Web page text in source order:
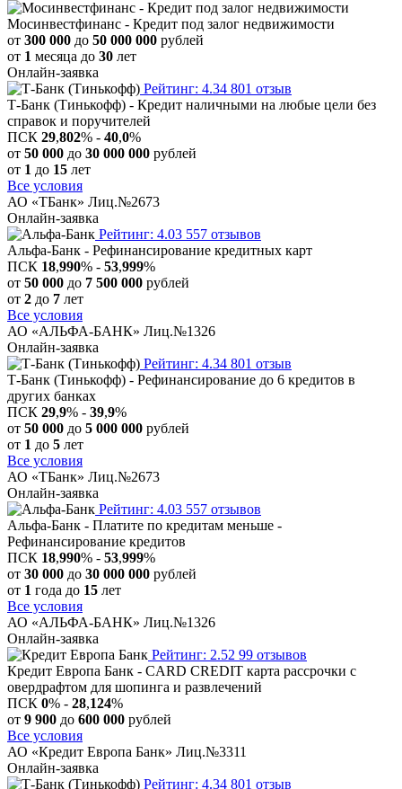
Мосинвестфинанс - Кредит под залог недвижимости
от 300 000 до 50 000 000 рублей
от 1 месяца до 30 лет
Онлайн-заявка
Рейтинг: 4.34 801 отзыв
Т-Банк (Тинькофф) - Кредит наличными на любые цели без
справок и поручителей
ПСК 29,802% - 40,0%
от 50 000 до 30 000 000 рублей
от 1 до 15 лет
Все условия
АО «ТБанк» Лиц.№2673
Онлайн-заявка
Рейтинг: 4.03 557 отзывов
Альфа-Банк - Рефинансирование кредитных карт
ПСК 18,990% - 53,999%
от 50 000 до 7 500 000 рублей
от 2 до 7 лет
Все условия
АО «АЛЬФА-БАНК» Лиц.№1326
Онлайн-заявка
Рейтинг: 4.34 801 отзыв
Т-Банк (Тинькофф) - Рефинансирование до 6 кредитов в
других банках
ПСК 29,9% - 39,9%
от 50 000 до 5 000 000 рублей
от 1 до 5 лет
Все условия
АО «ТБанк» Лиц.№2673
Онлайн-заявка
Рейтинг: 4.03 557 отзывов
Альфа-Банк - Платите по кредитам меньше -
Рефинансирование кредитов
ПСК 18,990% - 53,999%
от 30 000 до 30 000 000 рублей
от 1 года до 15 лет
Все условия
АО «АЛЬФА-БАНК» Лиц.№1326
Онлайн-заявка
Рейтинг: 2.52 99 отзывов
Кредит Европа Банк - CARD CREDIT карта рассрочки с
овердрафтом для шопинга и развлечений
ПСК 0% - 28,124%
от 9 900 до 600 000 рублей
Все условия
АО «Кредит Европа Банк» Лиц.№3311
Онлайн-заявка
Рейтинг: 4.34 801 отзыв